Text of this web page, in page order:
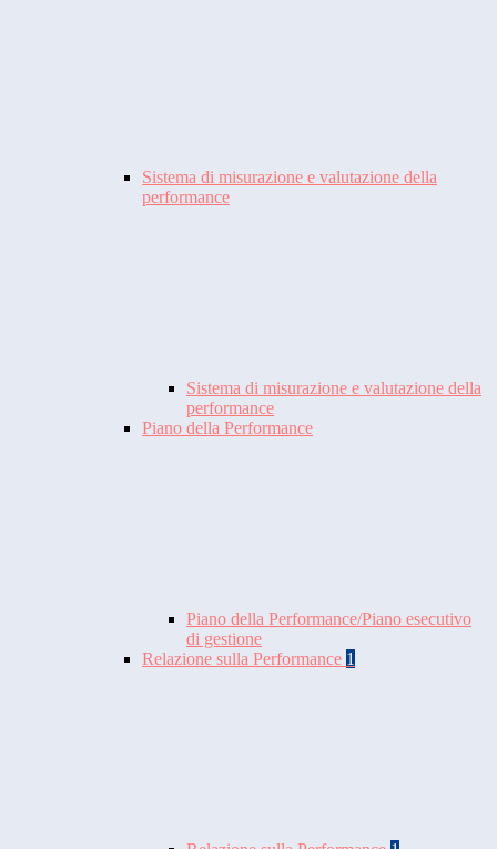
Sistema di misurazione e valutazione della
performance
Sistema di misurazione e valutazione della
performance
Piano della Performance
Piano della Performance/Piano esecutivo
di gestione
Relazione sulla Performance 1